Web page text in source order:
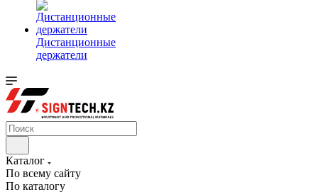
Дистанционные
держатели
Каталог
По всему сайту
По каталогу